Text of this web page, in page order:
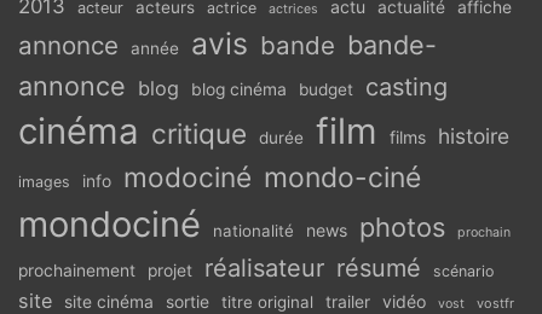
2013 acteur acteurs actrice actrices actu actualité affiche
annonce année avis bande bande-
annonce blog blog cinéma budget casting
cinéma critique durée film films histoire
images info modociné mondo-ciné
mondociné nationalité news photos prochain
prochainement projet réalisateur résumé scénario
site site cinéma sortie titre original trailer vidéo vost vostfr